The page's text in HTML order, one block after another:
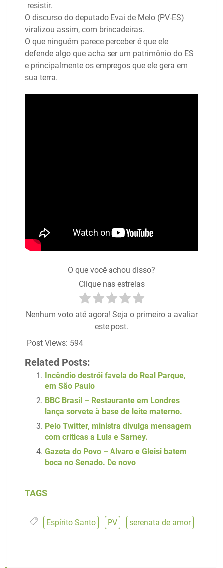
resistir.
O discurso do deputado Evai de Melo (PV-ES)
viralizou assim, com brincadeiras.
O que ninguém parece perceber é que ele
defende algo que acha ser um patrimônio do ES
e principalmente os empregos que ele gera em
sua terra.
O que você achou disso?
Clique nas estrelas
Nenhum voto até agora! Seja o primeiro a avaliar
este post.
Post Views: 594
Related Posts:
Incêndio destrói favela do Real Parque,
em São Paulo
BBC Brasil – Restaurante em Londres
lança sorvete à base de leite materno.
Pelo Twitter, ministra divulga mensagem
com críticas a Lula e Sarney.
Gazeta do Povo – Alvaro e Gleisi batem
boca no Senado. De novo
TAGS
Espírito Santo PV serenata de amor